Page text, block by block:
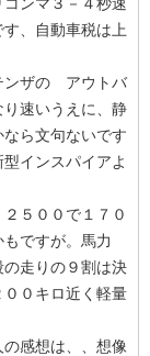
、自動車税は上
ンザの アウトバ
速いうえに、静
ら文句ないです
インスパイアよ
５００で１７０
ですが。馬力
走りの９割は決
０キロ近く軽量
感想は、、想像